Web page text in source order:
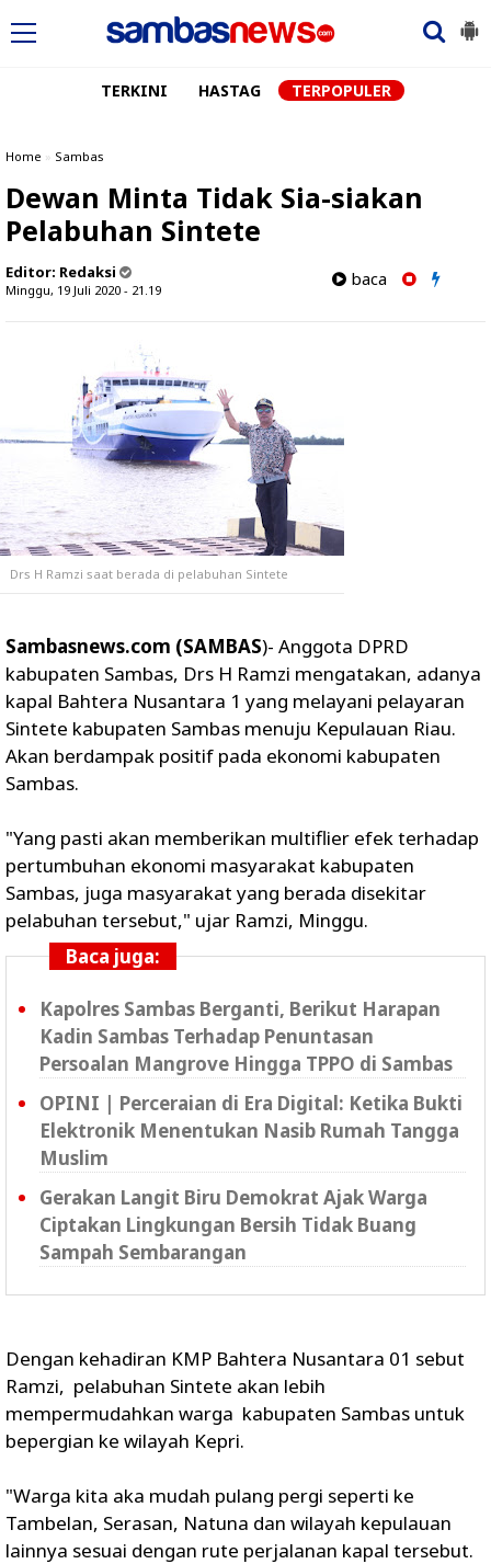
TERKINI HASTAG TERPOPULER
Home » Sambas
Dewan Minta Tidak Sia-siakan
Pelabuhan Sintete
Editor: Redaksi
Minggu, 19 Juli 2020 - 21.19
baca
Drs H Ramzi saat berada di pelabuhan Sintete
Sambasnews.com (SAMBAS)- Anggota DPRD
kabupaten Sambas, Drs H Ramzi mengatakan, adanya
kapal Bahtera Nusantara 1 yang melayani pelayaran
Sintete kabupaten Sambas menuju Kepulauan Riau.
Akan berdampak positif pada ekonomi kabupaten
Sambas.
"Yang pasti akan memberikan multiflier efek terhadap
pertumbuhan ekonomi masyarakat kabupaten
Sambas, juga masyarakat yang berada disekitar
pelabuhan tersebut," ujar Ramzi, Minggu.
Baca juga:
Kapolres Sambas Berganti, Berikut Harapan
Kadin Sambas Terhadap Penuntasan
Persoalan Mangrove Hingga TPPO di Sambas
OPINI | Perceraian di Era Digital: Ketika Bukti
Elektronik Menentukan Nasib Rumah Tangga
Muslim
Gerakan Langit Biru Demokrat Ajak Warga
Ciptakan Lingkungan Bersih Tidak Buang
Sampah Sembarangan
Dengan kehadiran KMP Bahtera Nusantara 01 sebut
Ramzi, pelabuhan Sintete akan lebih
mempermudahkan warga kabupaten Sambas untuk
bepergian ke wilayah Kepri.
"Warga kita aka mudah pulang pergi seperti ke
Tambelan, Serasan, Natuna dan wilayah kepulauan
lainnya sesuai dengan rute perjalanan kapal tersebut.